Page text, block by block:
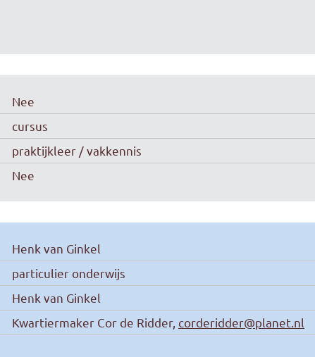
Nee
cursus
praktijkleer / vakkennis
Nee
Henk van Ginkel
particulier onderwijs
Henk van Ginkel
Kwartiermaker Cor de Ridder, corderidder@planet.nl